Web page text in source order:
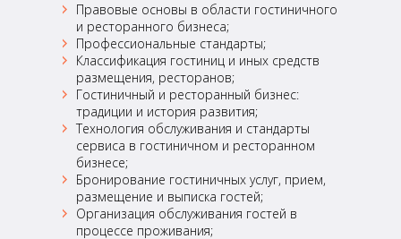
Правовые основы в области гостиничного
и ресторанного бизнеса;
Профессиональные стандарты;
Классификация гостиниц и иных средств
размещения, ресторанов;
Гостиничный и ресторанный бизнес:
традиции и история развития;
Технология обслуживания и стандарты
сервиса в гостиничном и ресторанном
бизнесе;
Бронирование гостиничных услуг, прием,
размещение и выписка гостей;
Организация обслуживания гостей в
процессе проживания;